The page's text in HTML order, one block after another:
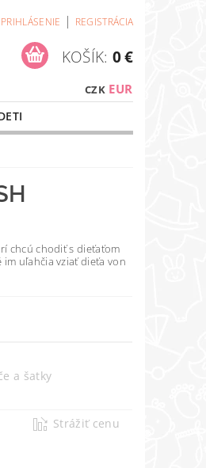
PRIHLÁSENIE | REGISTRÁCIA
CZK EUR
KOŠÍK: 0 €
chcú chodiť sdieťaťom
im uľahčiavziať dieťa von
a šatky
Strážiť cenu